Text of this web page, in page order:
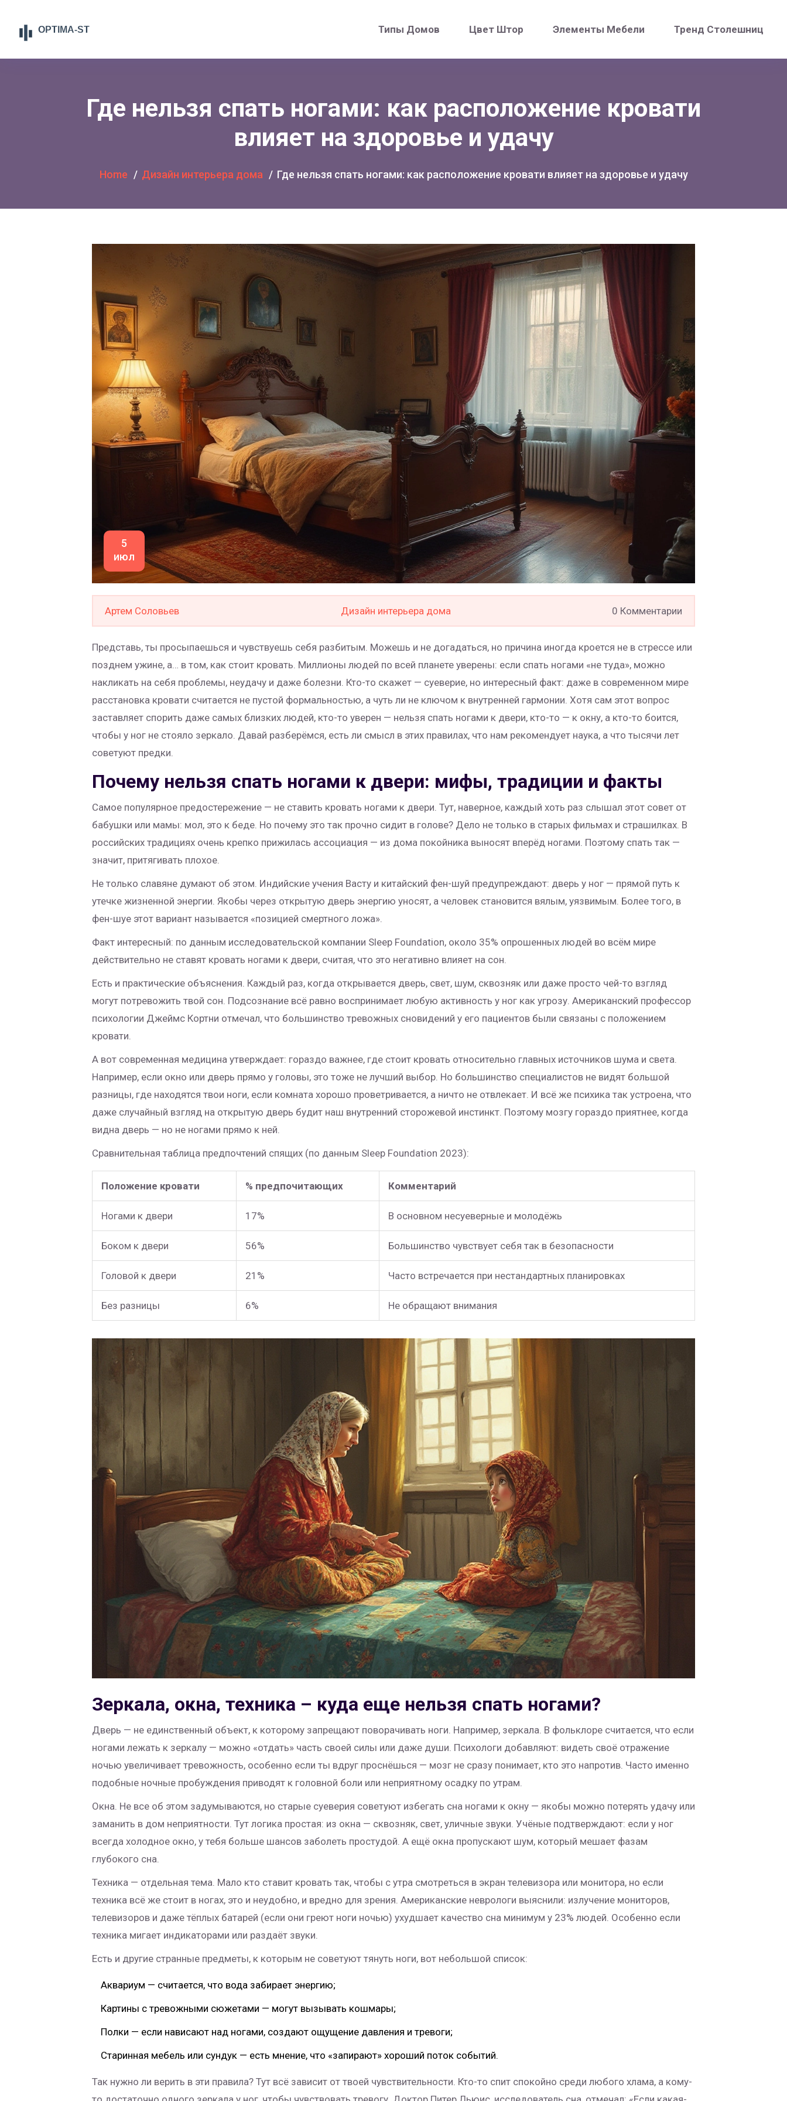
Типы Домов Цвет Штор Элементы Мебели Тренд Столешниц
Где нельзя спать ногами: как расположение кровати
влияет на здоровье и удачу
Home Дизайн интерьера дома Где нельзя спать ногами: как расположение кровати влияет на здоровье и удачу
5
июл
Артем Соловьев Дизайн интерьера дома 0 Комментарии
Представь, ты просыпаешься и чувствуешь себя разбитым. Можешь и не догадаться, но причина иногда кроется не в стрессе или
позднем ужине, а… в том, как стоит кровать. Миллионы людей по всей планете уверены: если спать ногами «не туда», можно
накликать на себя проблемы, неудачу и даже болезни. Кто-то скажет — суеверие, но интересный факт: даже в современном мире
расстановка кровати считается не пустой формальностью, а чуть ли не ключом к внутренней гармонии. Хотя сам этот вопрос
заставляет спорить даже самых близких людей, кто-то уверен — нельзя спать ногами к двери, кто-то — к окну, а кто-то боится,
чтобы у ног не стояло зеркало. Давай разберёмся, есть ли смысл в этих правилах, что нам рекомендует наука, а что тысячи лет
советуют предки.
Почему нельзя спать ногами к двери: мифы, традиции и факты
Самое популярное предостережение — не ставить кровать ногами к двери. Тут, наверное, каждый хоть раз слышал этот совет от
бабушки или мамы: мол, это к беде. Но почему это так прочно сидит в голове? Дело не только в старых фильмах и страшилках. В
российских традициях очень крепко прижилась ассоциация — из дома покойника выносят вперёд ногами. Поэтому спать так —
значит, притягивать плохое.
Не только славяне думают об этом. Индийские учения Васту и китайский фен-шуй предупреждают: дверь у ног — прямой путь к
утечке жизненной энергии. Якобы через открытую дверь энергию уносят, а человек становится вялым, уязвимым. Более того, в
фен-шуе этот вариант называется «позицией смертного ложа».
Факт интересный: по данным исследовательской компании Sleep Foundation, около 35% опрошенных людей во всём мире
действительно не ставят кровать ногами к двери, считая, что это негативно влияет на сон.
Есть и практические объяснения. Каждый раз, когда открывается дверь, свет, шум, сквозняк или даже просто чей-то взгляд
могут потревожить твой сон. Подсознание всё равно воспринимает любую активность у ног как угрозу. Американский профессор
психологии Джеймс Кортни отмечал, что большинство тревожных сновидений у его пациентов были связаны с положением
кровати.
А вот современная медицина утверждает: гораздо важнее, где стоит кровать относительно главных источников шума и света.
Например, если окно или дверь прямо у головы, это тоже не лучший выбор. Но большинство специалистов не видят большой
разницы, где находятся твои ноги, если комната хорошо проветривается, а ничто не отвлекает. И всё же психика так устроена, что
даже случайный взгляд на открытую дверь будит наш внутренний сторожевой инстинкт. Поэтому мозгу гораздо приятнее, когда
видна дверь — но не ногами прямо к ней.
Сравнительная таблица предпочтений спящих (по данным Sleep Foundation 2023):
Положение кровати % предпочитающих Комментарий
Ногами к двери 17% В основном несуеверные и молодёжь
Боком к двери 56% Большинство чувствует себя так в безопасности
Головой к двери 21% Часто встречается при нестандартных планировках
Без разницы 6% Не обращают внимания
Зеркала, окна, техника – куда еще нельзя спать ногами?
Дверь — не единственный объект, к которому запрещают поворачивать ноги. Например, зеркала. В фольклоре считается, что если
ногами лежать к зеркалу — можно «отдать» часть своей силы или даже души. Психологи добавляют: видеть своё отражение
ночью увеличивает тревожность, особенно если ты вдруг проснёшься — мозг не сразу понимает, кто это напротив. Часто именно
подобные ночные пробуждения приводят к головной боли или неприятному осадку по утрам.
Окна. Не все об этом задумываются, но старые суеверия советуют избегать сна ногами к окну — якобы можно потерять удачу или
заманить в дом неприятности. Тут логика простая: из окна — сквозняк, свет, уличные звуки. Учёные подтверждают: если у ног
всегда холодное окно, у тебя больше шансов заболеть простудой. А ещё окна пропускают шум, который мешает фазам
глубокого сна.
Техника — отдельная тема. Мало кто ставит кровать так, чтобы с утра смотреться в экран телевизора или монитора, но если
техника всё же стоит в ногах, это и неудобно, и вредно для зрения. Американские неврологи выяснили: излучение мониторов,
телевизоров и даже тёплых батарей (если они греют ноги ночью) ухудшает качество сна минимум у 23% людей. Особенно если
техника мигает индикаторами или раздаёт звуки.
Есть и другие странные предметы, к которым не советуют тянуть ноги, вот небольшой список:
Аквариум — считается, что вода забирает энергию;
Картины с тревожными сюжетами — могут вызывать кошмары;
Полки — если нависают над ногами, создают ощущение давления и тревоги;
Старинная мебель или сундук — есть мнение, что «запирают» хороший поток событий.
Так нужно ли верить в эти правила? Тут всё зависит от твоей чувствительности. Кто-то спит спокойно среди любого хлама, а кому-